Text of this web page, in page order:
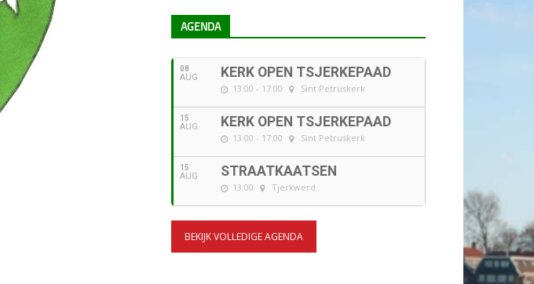
AGENDA
08
AUG KERK OPEN TSJERKEPAAD
13:00 - 17:00 Sint Petruskerk
15
AUG KERK OPEN TSJERKEPAAD
13:00 - 17:00 Sint Petruskerk
15
AUG STRAATKAATSEN
13:00 Tjerkwerd
BEKIJK VOLLEDIGE AGENDA